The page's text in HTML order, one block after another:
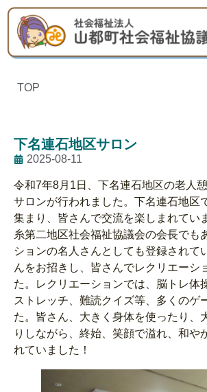
TOP
下名連石地区サロン
2025-08-11
令和7年8月1日、下名連石地区の老人
サロンが行われました。下名連石地区
集まり、皆さんで交流を楽しまれてい
糸第二地区社会福祉協議会の会長でも
ションの名人さんとしても登録されて
んをお招きし、皆さんでレクリエーシ
た。レクリエーションでは、脳トレ体
ストレッチ、難読クイズ等、多くのゲ
た。皆さん、大きく身体を使ったり、
りしながら、終始、笑顔で溢れ、和や
れていました！